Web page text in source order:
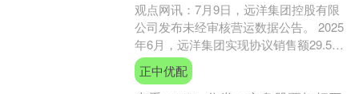
观点网讯：7月9日，远洋集团控股有限
公司发布未经审核营运数据公告。 2025
年6月，远洋集团实现协议销售额29.5亿
元人民币，协议销售楼面面积225,200平
方....
正中优配